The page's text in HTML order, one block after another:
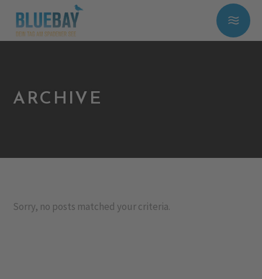
ARCHIVE
Sorry, no posts matched your criteria.